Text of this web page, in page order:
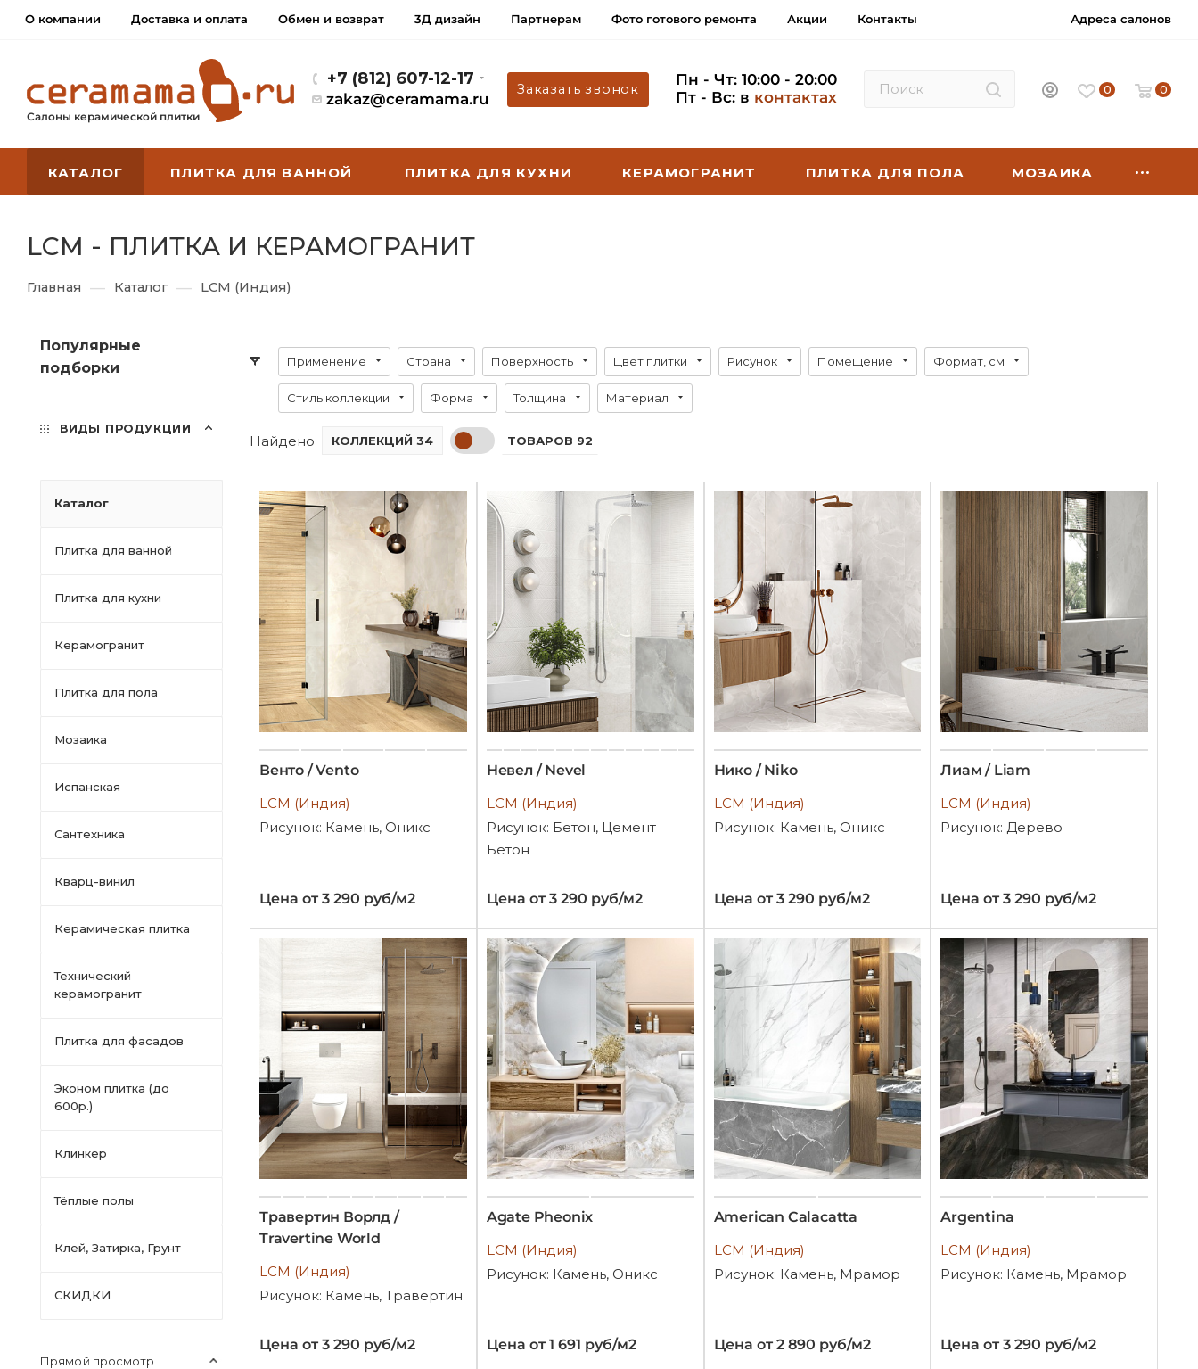
О компании Доставка и оплата Обмен и возврат 3Д дизайн Партнерам Фото готового ремонта Акции Контакты Адреса салонов
Салоны керамической плитки
+7 (812) 607-12-17
zakaz@ceramama.ru
Заказать звонок
Пн - Чт: 10:00 - 20:00
Пт - Вс: в контактах 0 0
КАТАЛОГ ПЛИТКА ДЛЯ ВАННОЙ ПЛИТКА ДЛЯ КУХНИ КЕРАМОГРАНИТ ПЛИТКА ДЛЯ ПОЛА МОЗАИКА
LCM - ПЛИТКА И КЕРАМОГРАНИТ
Главная — Каталог — LCM (Индия)
Популярные
подборки
ВИДЫ ПРОДУКЦИИ
Каталог
Плитка для ванной
Плитка для кухни
Керамогранит
Плитка для пола
Мозаика
Испанская
Сантехника
Кварц-винил
Керамическая плитка
Технический
керамогранит
Плитка для фасадов
Эконом плитка (до
600р.)
Клинкер
Тёплые полы
Клей, Затирка, Грунт
СКИДКИ
Прямой просмотр
Применение Страна Поверхность Цвет плитки Рисунок Помещение Формат, см
Стиль коллекции Форма Толщина Материал
Найдено КОЛЛЕКЦИЙ 34 ТОВАРОВ 92
Венто / Vento
LCM (Индия)
Рисунок: Камень, Оникс
Цена от 3 290 руб/м2
Невел / Nevel
LCM (Индия)
Рисунок: Бетон, Цемент
Бетон
Цена от 3 290 руб/м2
Нико / Niko
LCM (Индия)
Рисунок: Камень, Оникс
Цена от 3 290 руб/м2
Лиам / Liam
LCM (Индия)
Рисунок: Дерево
Цена от 3 290 руб/м2
Травертин Ворлд /
Travertine World
LCM (Индия)
Рисунок: Камень, Травертин
Цена от 3 290 руб/м2
Agate Pheonix
LCM (Индия)
Рисунок: Камень, Оникс
Цена от 1 691 руб/м2
American Calacatta
LCM (Индия)
Рисунок: Камень, Мрамор
Цена от 2 890 руб/м2
Argentina
LCM (Индия)
Рисунок: Камень, Мрамор
Цена от 3 290 руб/м2